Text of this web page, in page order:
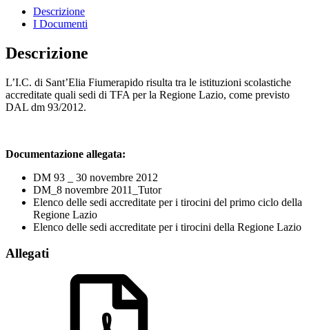
Descrizione
I Documenti
Descrizione
L’I.C. di Sant’Elia Fiumerapido risulta tra le istituzioni scolastiche
accreditate quali sedi di TFA per la Regione Lazio, come previsto
DAL dm 93/2012.
Documentazione allegata:
DM 93 _ 30 novembre 2012
DM_8 novembre 2011_Tutor
Elenco delle sedi accreditate per i tirocini del primo ciclo della
Regione Lazio
Elenco delle sedi accreditate per i tirocini della Regione Lazio
Allegati